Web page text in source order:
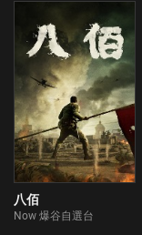
八佰
Now 爆谷自選台